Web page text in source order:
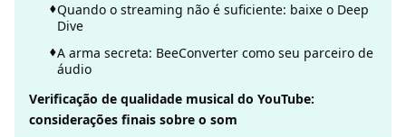
Quando o streaming não é suficiente: baixe o Deep
Dive
A arma secreta: BeeConverter como seu parceiro de
áudio
Verificação de qualidade musical do YouTube:
considerações finais sobre o som